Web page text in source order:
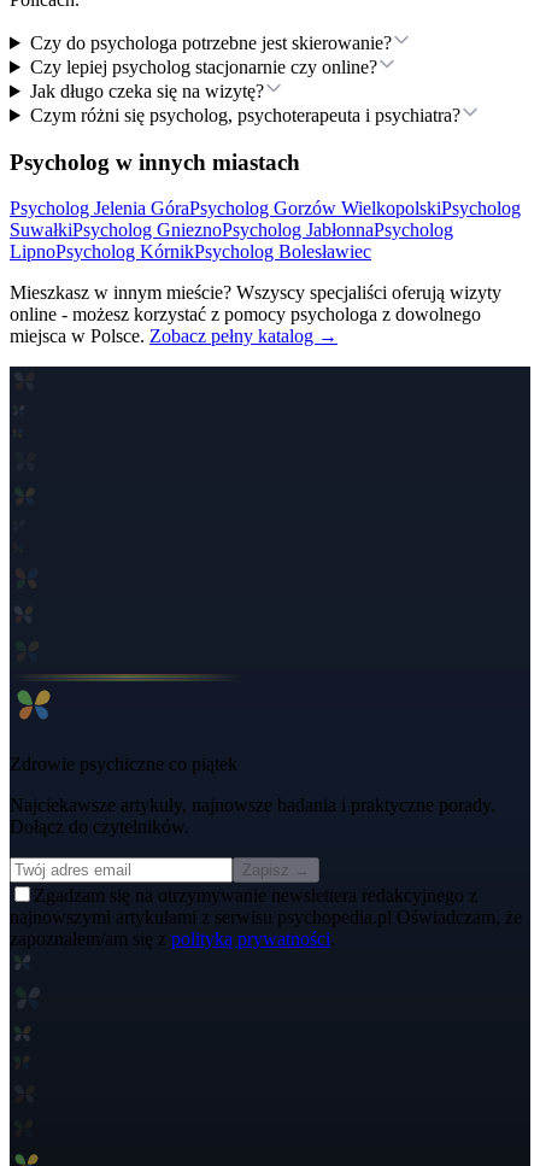
Czy do psychologa potrzebne jest skierowanie?
Czy lepiej psycholog stacjonarnie czy online?
Jak długo czeka się na wizytę?
Czym różni się psycholog, psychoterapeuta i psychiatra?
Psycholog w innych miastach
Psycholog Jelenia GóraPsycholog Gorzów WielkopolskiPsycholog
SuwałkiPsycholog GnieznoPsycholog JabłonnaPsycholog
LipnoPsycholog KórnikPsycholog Bolesławiec
Mieszkasz w innym mieście? Wszyscy specjaliści oferują wizyty
online - możesz korzystać z pomocy psychologa z dowolnego
miejsca w Polsce. Zobacz pełny katalog →
Zdrowie psychiczne co piątek
Najciekawsze artykuły, najnowsze badania i praktyczne porady.
Dołącz do czytelników.
Zapisz →
Zgadzam się na otrzymywanie newslettera redakcyjnego z
najnowszymi artykułami z serwisu psychopedia.pl Oświadczam, że
zapoznałem/am się z polityką prywatności.